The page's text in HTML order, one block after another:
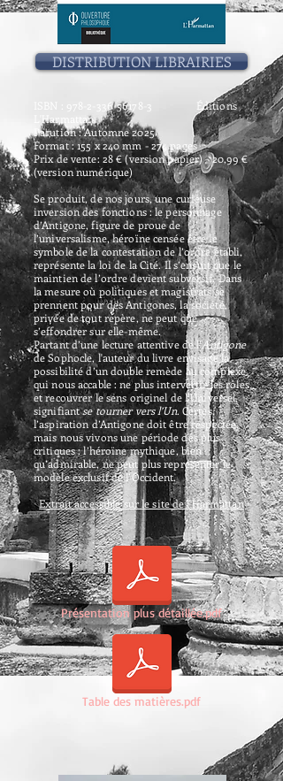
DISTRIBUTION LIBRAIRIES
978-2-336-56178-3
Éditions
L'Harmattan
Parution : Automne 2025
Format : 155 x 240 mm - 274 pages
Prix de vente: 28 € (version papier) - 20,99 €
(version numérique)
Se produit, de nos jours, une curieuse
inversion des fonctions : le personnage
d’Antigone, figure de proue de
l’universalisme, héroïne censée être le
symbole de la contestation de l’ordre établi,
représente la loi de la Cité. Il s’ensuit que le
maintien de l’ordre devient subversif. Dans
la mesure où politiques et magistrats se
prennent pour des Antigones, la société,
privée de tout repère, ne peut que
s’effondrer sur elle-même.
Partant d’une lecture attentive de l’Antigone
de Sophocle, l'auteur du livre envisage la
possibilité d’un double remède au complexe
qui nous accable : ne plus intervertir les rôles
et recouvrer le sens originel de l’Universel,
signifiantse tourner vers l’Un. Certes,
l’aspiration d’Antigone doit être respectée,
mais nous vivons une période des plus
critiques : l’héroïne mythique, bien
qu’admirable, ne peut plus représenter le
modèle exclusif de l’Occident.
Extrait accessible sur le site de l'Harmattan
Présentation plus détaillée.pdf
Table des matières.pdf